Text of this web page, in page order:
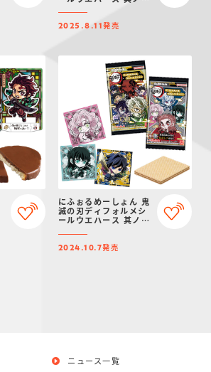
2025.8.11発売
にふぉるめーしょん 鬼
滅の刃ディフォルメシ
ールウエハース 其ノ十
2024.10.7発売
ニュース一覧